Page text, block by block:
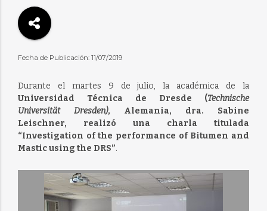
Fecha de Publicación: 11/07/2019
Durante el martes 9 de julio, la académica de la
Universidad Técnica de Dresde (Technische
Universität Dresden), Alemania, dra. Sabine
Leischner, realizó una charla titulada
“Investigation of the performance of Bitumen and
Mastic using the DRS”.